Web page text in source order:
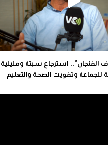
الفنجان”.. استرجاع سبتة ومليلية
للجماعة وتفويت الصحة والتعليم